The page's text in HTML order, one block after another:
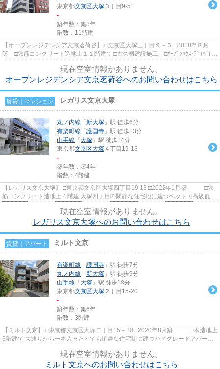
東京都文京区大塚 ３丁目9-5
-
築年数：築8年
階数：11階建
【オープンレジデンシア文京茗荷谷】 □文京区大塚三丁目９－５ □2018年８月
築 □鉄筋コンクリート造地上１１階建て □古久根建設施工 □ｵｰﾌﾟﾝﾊｳｽ･ﾃﾞｨﾍﾞﾛｯ
現在空室情報がありません。
オープンレジデンシア文京茗荷谷へのお問い合わせはこちら
賃貸｜マンション レガリス文京大塚
丸ノ内線 「 新大塚 」駅 徒歩6分
有楽町線 「 護国寺 」駅 徒歩13分
山手線 「 大塚 」駅 徒歩14分
東京都文京区大塚 ４丁目19-13
-
築年数：築4年
階数：4階建
【レガリス文京大塚】 □東京都文京区大塚四丁目19-13 □2022年1月築 □鉄
筋コンクリート造地上４階建 大塚四丁目の閑静な住宅地に建つペット可高級低層
現在空室情報がありません。
レガリス文京大塚へのお問い合わせはこちら
賃貸｜アパート ミルト文京
有楽町線 「 護国寺 」駅 徒歩7分
丸ノ内線 「 新大塚 」駅 徒歩9分
山手線 「 大塚 」駅 徒歩18分
東京都文京区大塚 ２丁目15-20
-
築年数：築6年
階数：3階建
【ミルト文京】 □東京都文京区大塚二丁目15－20 □2020年8月築 □木造地上
3階建て 大通りから一本入ったとても閑静な住宅街に建つハイグレードアパート
現在空室情報がありません。
ミルト文京へのお問い合わせはこちら